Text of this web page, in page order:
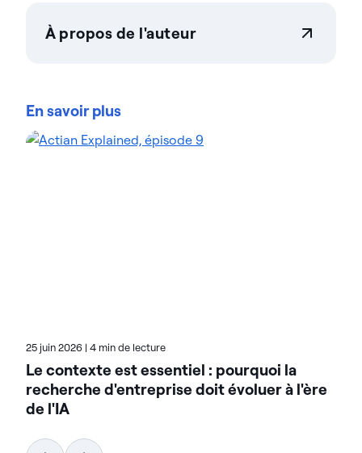
À propos de l'auteur
plateforme de données en périphérie la plus
MongoDB et Goldman Sachs, Tahiya est spécialisée
En savoir plus
25 juin 2026 | 4 min de lecture
Le contexte est essentiel : pourquoi la
recherche d'entreprise doit évoluer à l'ère
de l'IA